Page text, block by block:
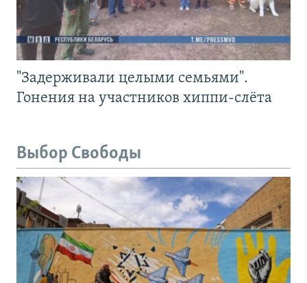
"Задерживали целыми семьями".
Гонения на участников хиппи-слёта
Выбор Свободы